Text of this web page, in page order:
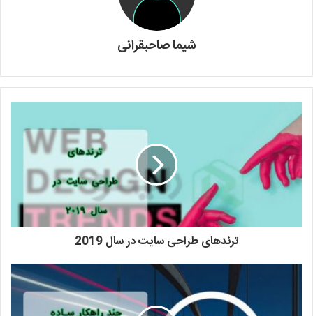
شیما صاحبقرانی
ترندهای طراحی سایت در سال 2019